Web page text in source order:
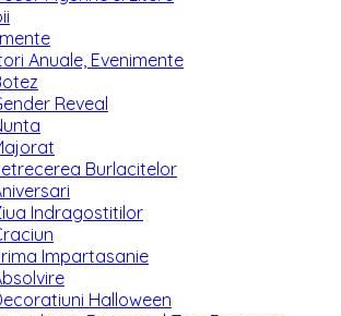
Anuale, Evenimente
Reveal
Burlacitelor
Indragostitilor
Impartasanie
Halloween